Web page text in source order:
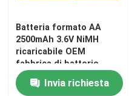
Controllo di qualità
Contattici
Batteria formato AA
2500mAh 3.6V NiMH
ricaricabile OEM
fabbrica di batterie
NiMH
Invia richiesta